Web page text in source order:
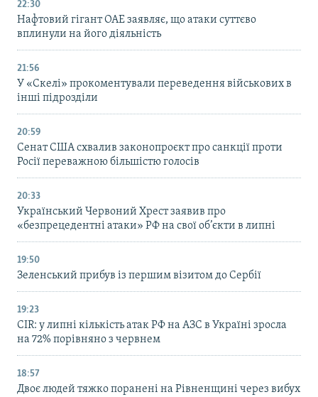
22:30
Нафтовий гігант ОАЕ заявляє, що атаки суттєво
вплинули на його діяльність
21:56
У «Скелі» прокоментували переведення військових в
інші підрозділи
20:59
Cенат США схвалив законопроєкт про санкції проти
Росії переважною більшістю голосів
20:33
Український Червоний Хрест заявив про
«безпрецедентні атаки» РФ на свої об’єкти в липні
19:50
Зеленський прибув із першим візитом до Сербії
19:23
CIR: у липні кількість атак РФ на АЗС в Україні зросла
на 72% порівняно з червнем
18:57
Двоє людей тяжко поранені на Рівненщині через вибух